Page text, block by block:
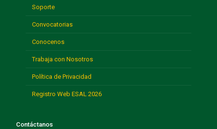
Soporte
Convocatorias
Conocenos
Trabaja con Nosotros
Política de Privacidad
Registro Web ESAL 2026
Contáctanos